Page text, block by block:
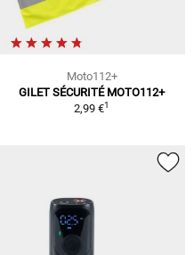
Moto112+
GILET SÉCURITÉ MOTO112+
2,99 €1